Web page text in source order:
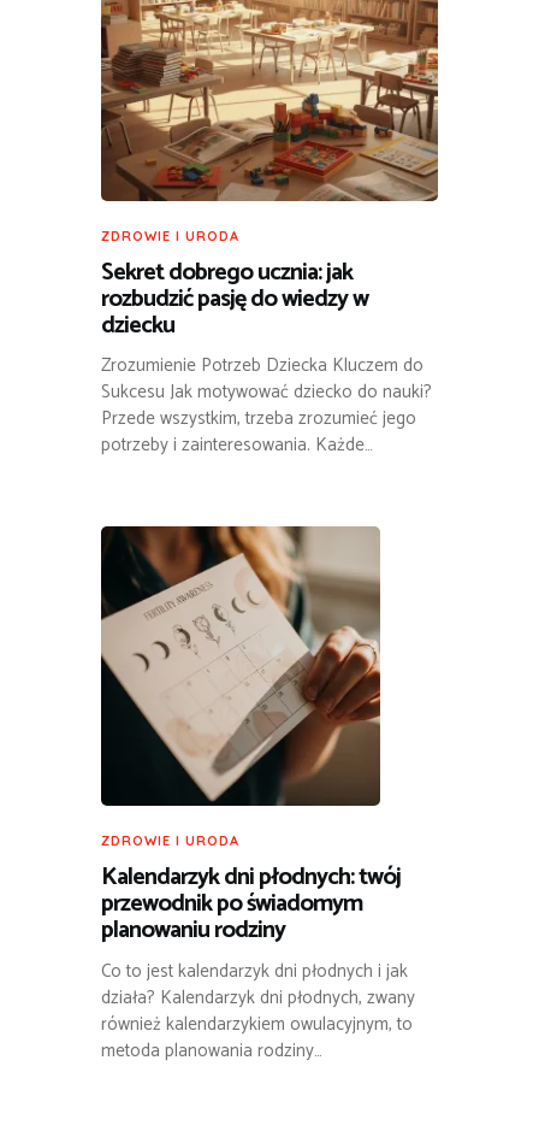
ZDROWIE I URODA
Sekret dobrego ucznia: jak
rozbudzić pasję do wiedzy w
dziecku
Zrozumienie Potrzeb Dziecka Kluczem do
Sukcesu Jak motywować dziecko do nauki?
Przede wszystkim, trzeba zrozumieć jego
potrzeby i zainteresowania. Każde…
ZDROWIE I URODA
Kalendarzyk dni płodnych: twój
przewodnik po świadomym
planowaniu rodziny
Co to jest kalendarzyk dni płodnych i jak
działa? Kalendarzyk dni płodnych, zwany
również kalendarzykiem owulacyjnym, to
metoda planowania rodziny…